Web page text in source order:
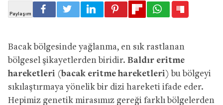
Bacak bölgesinde yağlanma, en sık rastlanan
bölgesel şikayetlerden biridir. Baldır eritme
hareketleri (bacak eritme hareketleri) bu bölgeyi
sıkılaştırmaya yönelik bir dizi hareketi ifade eder.
Hepimiz genetik mirasımız gereği farklı bölgelerden